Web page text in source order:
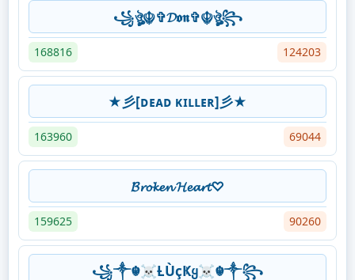
꧁ঔৣ☬✞𝓓𝖔𝖓✞☬ঔৣ꧂
168816 124203
★彡[ᴅᴇᴀᴅ ᴋɪʟʟᴇʀ]彡★
163960 69044
𝓑𝓻𝓸𝓴𝓮𝓷 𝓗𝓮𝓪𝓻𝓽♡
159625 90260
꧁༒☬☠Ƚ︎ÙçҜყ☠︎☬༒꧂